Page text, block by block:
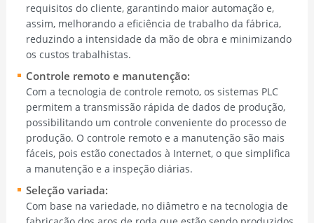
requisitos do cliente, garantindo maior automação e,
assim, melhorando a eficiência de trabalho da fábrica,
reduzindo a intensidade da mão de obra e minimizando
os custos trabalhistas.
Controle remoto e manutenção:
Com a tecnologia de controle remoto, os sistemas PLC
permitem a transmissão rápida de dados de produção,
possibilitando um controle conveniente do processo de
produção. O controle remoto e a manutenção são mais
fáceis, pois estão conectados à Internet, o que simplifica
a manutenção e a inspeção diárias.
Seleção variada:
Com base na variedade, no diâmetro e na tecnologia de